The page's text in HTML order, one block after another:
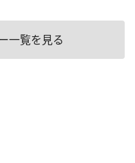
一覧を見る